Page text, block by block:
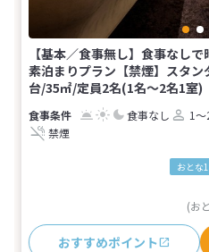
【基本／食事無し】食事なし
素泊まりプラン【禁煙】スタ
台/35㎡/定員2名(1名～2名1室)
食事なし 1～
禁煙
おとな
(お
おすすめポイント